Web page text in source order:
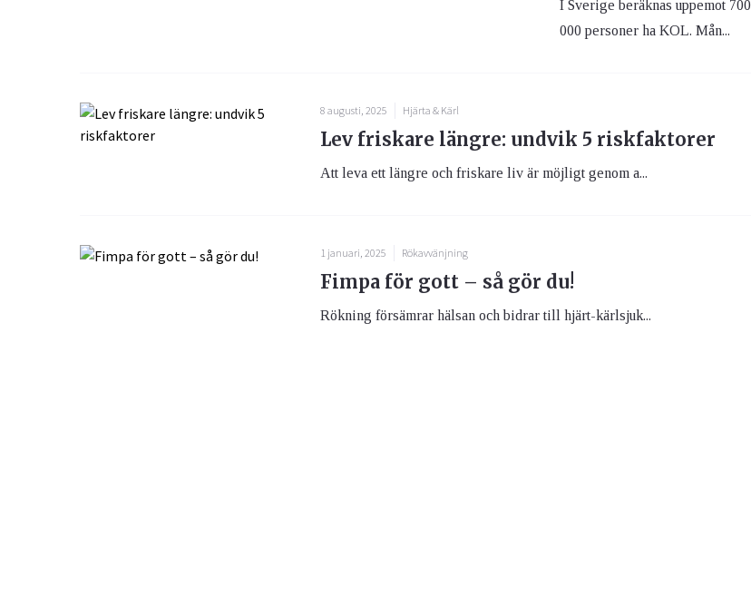
I Sverige beräknas uppemot 700
000 personer ha KOL. Mån...
8 augusti, 2025 Hjärta & Kärl
Lev friskare längre: undvik 5 riskfaktorer
Att leva ett längre och friskare liv är möjligt genom a...
1 januari, 2025 Rökavvänjning
Fimpa för gott – så gör du!
Rökning försämrar hälsan och bidrar till hjärt-kärlsjuk...